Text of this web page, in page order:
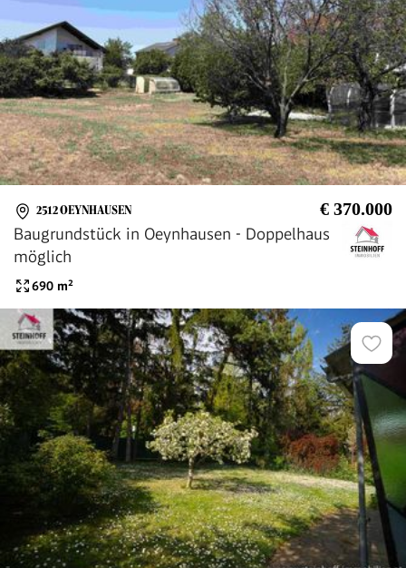
2512 OEYNHAUSEN € 370.000
Baugrundstück in Oeynhausen - Doppelhaus
möglich
690 m²